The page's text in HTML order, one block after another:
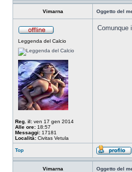
Vimarna Oggetto del
Leggenda del Calcio
Reg. il: ven 17 gen 2014
Alle ore: 18:57
Messaggi: 17181
Località: Civitas Vetula
Comunque
Top
Vimarna Oggetto del